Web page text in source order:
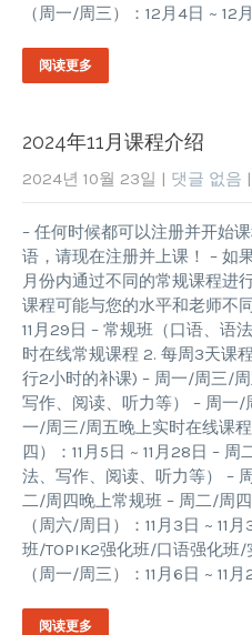
（周一/周三）：12月4日 ~ 12
阅读更多
2024年11月课程介绍
2024년 10월 23일 | 댓글 없음
– 任何时候都可以注册并开始
语，请现在注册并上课！ – 如
月份内通过不同的常规课程进
课程可能与您的水平和老师不
11月29日 – 常规班（口语、语
时在线常规课程 2. 每周3天课
行2小时的补课) – 周一/周三/
写作、阅读、听力等） – 周一
一/周三/周五晚上实时在线课
四）：11月5日 ~ 11月28日 –
法、写作、阅读、听力等） –
二/周四晚上常规班 – 周二/周
（周六/周日）：11月3日 ~ 11
班/TOPIK2强化班/口语强化班
（周一/周三）：11月6日 ~ 11
阅读更多